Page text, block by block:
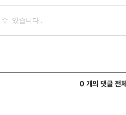
0 개의 댓글 전